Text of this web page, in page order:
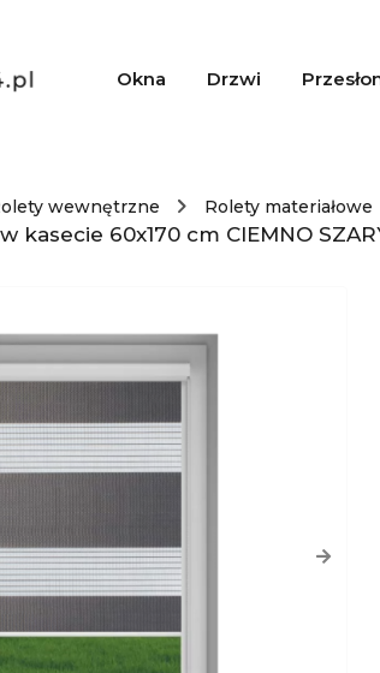
Okna Drzwi
wewnętrzne Rolety materiałowe
kasecie 60x170 cm CIEMNO